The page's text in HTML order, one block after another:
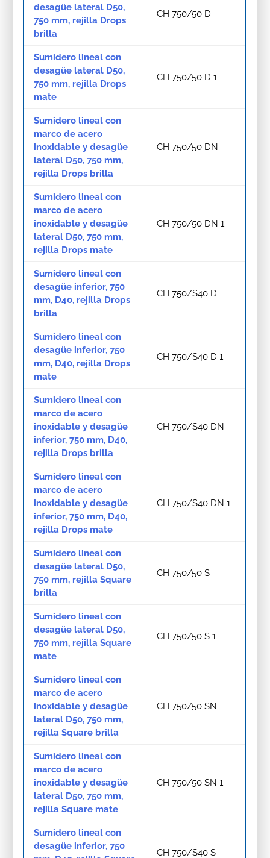
desagüe lateral D50,
750 mm, rejilla Drops
brilla
CH 750/50 D
Sumidero lineal con
desagüe lateral D50,
750 mm, rejilla Drops
mate
CH 750/50 D 1
Sumidero lineal con
marco de acero
inoxidable y desagüe
lateral D50, 750 mm,
rejilla Drops brilla
CH 750/50 DN
Sumidero lineal con
marco de acero
inoxidable y desagüe
lateral D50, 750 mm,
rejilla Drops mate
CH 750/50 DN 1
Sumidero lineal con
desagüe inferior, 750
mm, D40, rejilla Drops
brilla
CH 750/S40 D
Sumidero lineal con
desagüe inferior, 750
mm, D40, rejilla Drops
mate
CH 750/S40 D 1
Sumidero lineal con
marco de acero
inoxidable y desagüe
inferior, 750 mm, D40,
rejilla Drops brilla
CH 750/S40 DN
Sumidero lineal con
marco de acero
inoxidable y desagüe
inferior, 750 mm, D40,
rejilla Drops mate
CH 750/S40 DN 1
Sumidero lineal con
desagüe lateral D50,
750 mm, rejilla Square
brilla
CH 750/50 S
Sumidero lineal con
desagüe lateral D50,
750 mm, rejilla Square
mate
CH 750/50 S 1
Sumidero lineal con
marco de acero
inoxidable y desagüe
lateral D50, 750 mm,
rejilla Square brilla
CH 750/50 SN
Sumidero lineal con
marco de acero
inoxidable y desagüe
lateral D50, 750 mm,
rejilla Square mate
CH 750/50 SN 1
Sumidero lineal con
desagüe inferior, 750
CH 750/S40 S